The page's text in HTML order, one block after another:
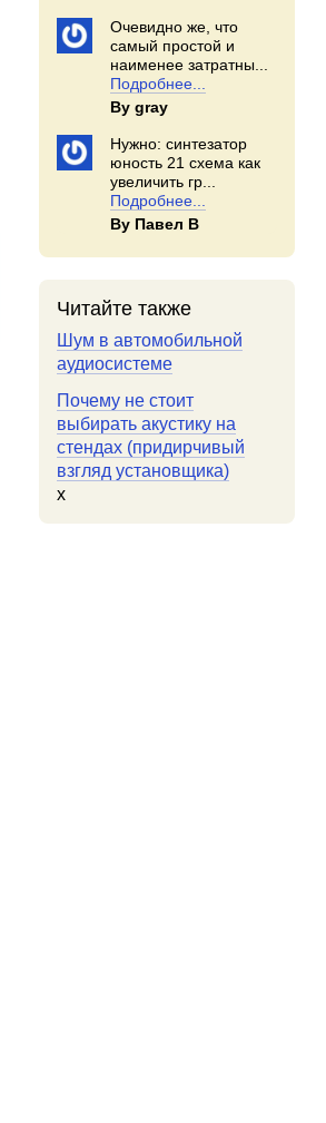
Очевидно же, что
самый простой и
наименее затратны...
Подробнее...
By gray
Нужно: синтезатор
юность 21 схема как
увеличить гр...
Подробнее...
By Павел В
Читайте также
Шум в автомобильной
аудиосистеме
Почему не стоит
выбирать акустику на
стендах (придирчивый
взгляд установщика)
x